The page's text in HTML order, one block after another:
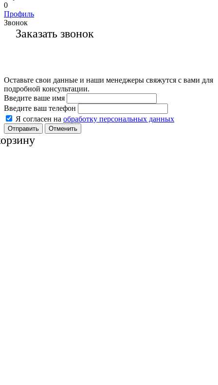
0
Профиль
Звонок
Заказать звонок
Оставьте свои данные и наши менеджеры свяжутся с вами для
подробной консультации.
Введите ваше имя
Введите ваш телефон
Я согласен на обработку персональных данных
Отменить